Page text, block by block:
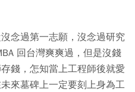
念過第一志願，沒念過研究
回台灣爽爽過，但是沒錢
錢，怎知當上工程師後就愛
來墓碑上一定要刻上身為工